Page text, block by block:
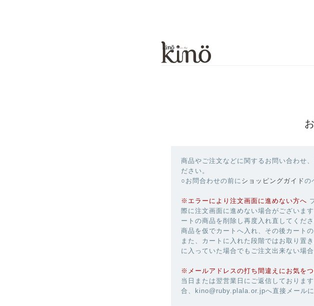
商品やご注文などに関するお問い合わせ
ださい。
○お問合わせの前に ショッピングガイドの
※エラーにより注文画面に進めない方へ
際に注文画面に進めない場合がございま
ートの商品を削除し再度入れ直してくだ
商品を仮でカートへ入れ、その後カート
また、カートに入れた段階ではお取り置
に入っていた場合でもご注文出来ない場
※メールアドレスの打ち間違えにお気をつ
当日または翌営業日にご返信しておりま
合、kino@ruby.plala.or.jpへ直接メールに